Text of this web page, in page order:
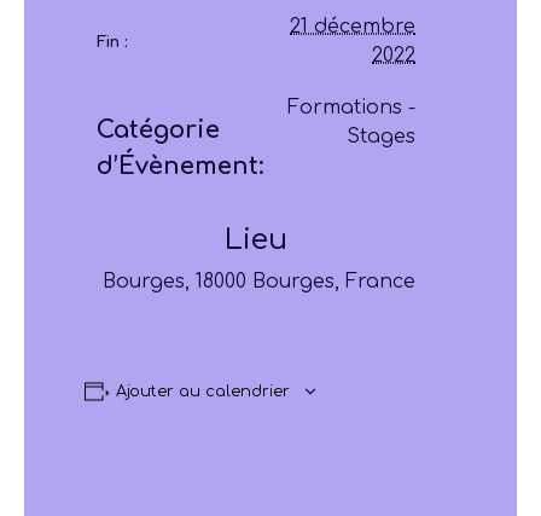
Fin :
21 décembre
2022
Catégorie
d’Évènement:
Formations -
Stages
Lieu
Bourges, 18000 Bourges, France
Ajouter au calendrier